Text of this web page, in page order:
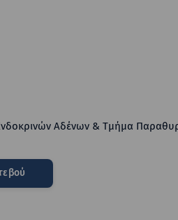
Αδένων & Τμήμα